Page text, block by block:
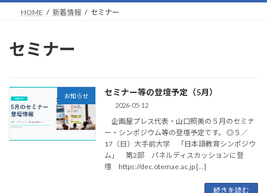
HOME 新着情報 セミナー
セミナー
お知らせ セミナー等の登壇予定（5月）
2026-05-12
企画屋プレス代表・山口照美の５月のセミナ
ー・シンポジウム等の登壇予定です。 ◎５／
17（日）大手前大学 「日本語教育シンポジウ
ム」 第2部 パネルディスカッションに登
壇 https://dec.otemae.ac.jp […]
続きを読む